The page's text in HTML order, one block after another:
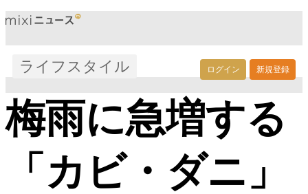
ログイン 新規登録
ライフスタイル
梅雨に急増する
「カビ・ダニ」